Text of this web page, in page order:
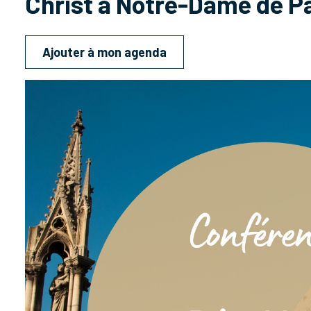
Ajouter à mon agenda